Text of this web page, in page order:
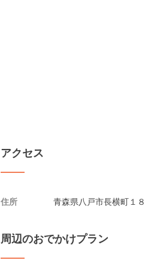
アクセス
住所 青森県八戸市長横町１８
周辺のおでかけプラン